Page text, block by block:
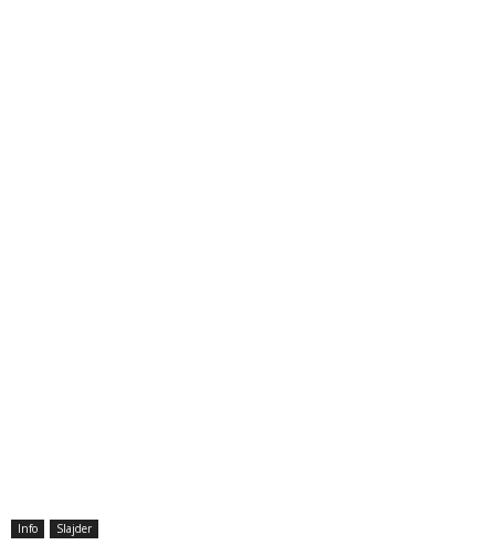
Info Slajder